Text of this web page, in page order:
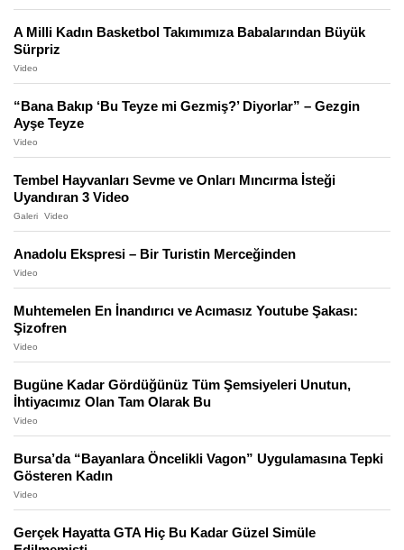
A Milli Kadın Basketbol Takımımıza Babalarından Büyük
Sürpriz
Video
“Bana Bakıp ‘Bu Teyze mi Gezmiş?’ Diyorlar” – Gezgin
Ayşe Teyze
Video
Tembel Hayvanları Sevme ve Onları Mıncırma İsteği
Uyandıran 3 Video
Galeri Video
Anadolu Ekspresi – Bir Turistin Merceğinden
Video
Muhtemelen En İnandırıcı ve Acımasız Youtube Şakası:
Şizofren
Video
Bugüne Kadar Gördüğünüz Tüm Şemsiyeleri Unutun,
İhtiyacımız Olan Tam Olarak Bu
Video
Bursa’da “Bayanlara Öncelikli Vagon” Uygulamasına Tepki
Gösteren Kadın
Video
Gerçek Hayatta GTA Hiç Bu Kadar Güzel Simüle